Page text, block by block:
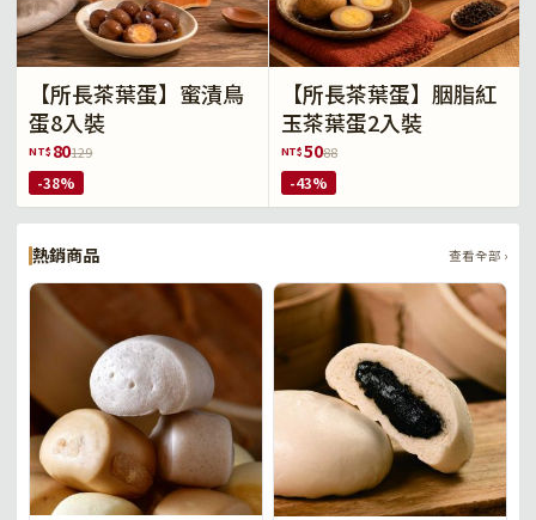
【所長茶葉蛋】蜜漬鳥
蛋8入裝
NT$ 80129
-38%
【所長茶葉蛋】胭脂紅
玉茶葉蛋2入裝
NT$5088
-43%
熱銷商品 查看全部 ›